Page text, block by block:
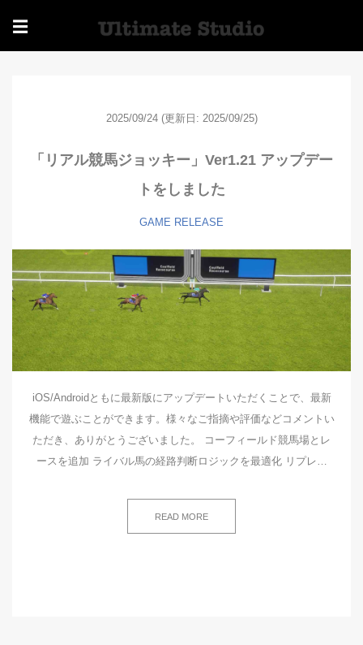
☰
2025/09/24 (更新日: 2025/09/25)
「リアル競馬ジョッキー」Ver1.21 アップデー
トをしました
GAME RELEASE
iOS/Androidともに最新版にアップデートいただくことで、最新
機能で遊ぶことができます。様々なご指摘や評価などコメントい
ただき、ありがとうございました。 コーフィールド競馬場とレ
ースを追加 ライバル馬の経路判断ロジックを最適化 リプレ…
READ MORE